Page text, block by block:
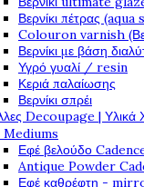
Βερνίκι πέτρας
Colouron varnish
Βερνίκι με βάση
Υγρό γυαλί / resin
Κεριά παλαίωσης
Βερνίκι σπρέι
Decoupage | Υλικά
Mediums
Εφέ βελούδο
Antique Powder
Εφέ καθρέφτη -